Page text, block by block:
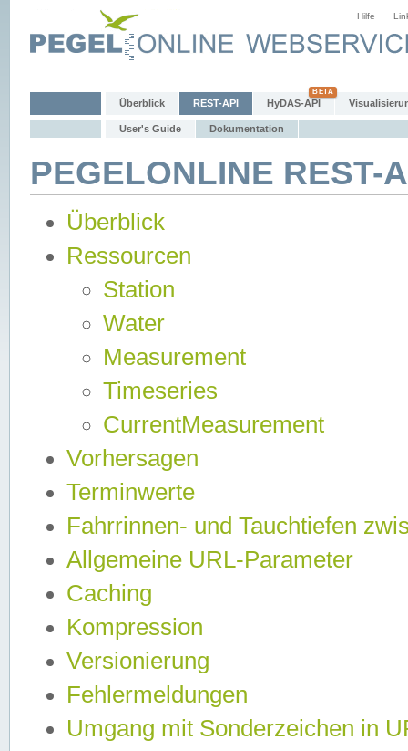
Hilfe
Überblick REST-API HyDAS-API
User's Guide Dokumentation
PEGELONLINE
Überblick
Ressourcen
Station
Water
Measurement
Timeseries
CurrentMeasurement
Vorhersagen
Terminwerte
Fahrrinnen- und Tauchtiefen
Allgemeine URL-Parameter
Caching
Kompression
Versionierung
Fehlermeldungen
Umgang mit Sonderzeichen in